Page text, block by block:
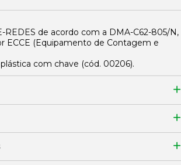
REDES de acordo com a DMA-C62-805/N,
ECCE (Equipamento de Contagem e
com chave (cód. 00206).